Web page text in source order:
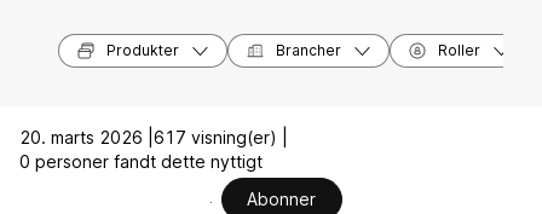
Produkter Brancher Roller
20. marts 2026 | 617 visning(er) |
0 personer fandt dette nyttigt
Abonner